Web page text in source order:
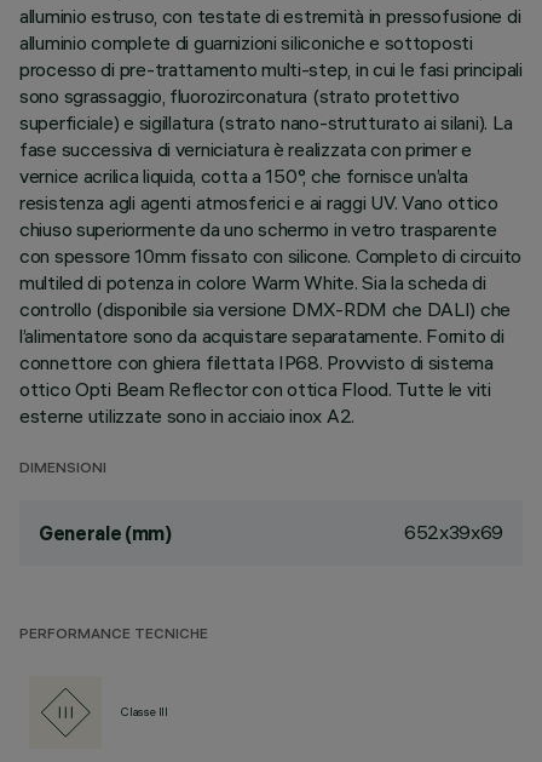
alluminio estruso, con testate di estremità in pressofusione di
alluminio complete di guarnizioni siliconiche e sottoposti
processo di pre-trattamento multi-step, in cui le fasi principali
sono sgrassaggio, fluorozirconatura (strato protettivo
superficiale) e sigillatura (strato nano-strutturato ai silani). La
fase successiva di verniciatura è realizzata con primer e
vernice acrilica liquida, cotta a 150°, che fornisce un’alta
resistenza agli agenti atmosferici e ai raggi UV. Vano ottico
chiuso superiormente da uno schermo in vetro trasparente
con spessore 10mm fissato con silicone. Completo di circuito
multiled di potenza in colore Warm White. Sia la scheda di
controllo (disponibile sia versione DMX-RDM che DALI) che
l’alimentatore sono da acquistare separatamente. Fornito di
connettore con ghiera filettata IP68. Provvisto di sistema
ottico Opti Beam Reflector con ottica Flood. Tutte le viti
esterne utilizzate sono in acciaio inox A2.
DIMENSIONI
Generale (mm) 652x39x69
PERFORMANCE TECNICHE
Classe III